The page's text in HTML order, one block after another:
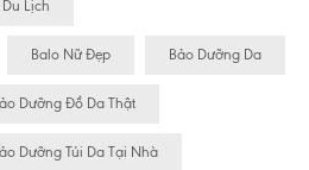
Du Lịch
Balo Nữ Đẹp Bảo Dưỡng Da
Dưỡng Đồ Da Thật
Dưỡng Túi Da Tại Nhà